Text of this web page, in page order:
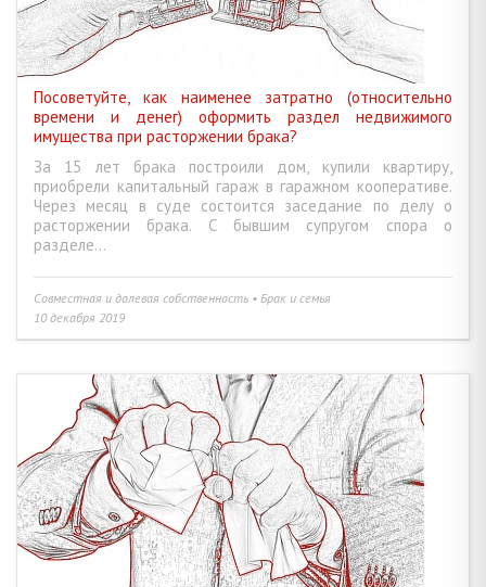
Посоветуйте, как наименее затратно (относительно
времени и денег) оформить раздел недвижимого
имущества при расторжении брака?
За 15 лет брака построили дом, купили квартиру,
приобрели капитальный гараж в гаражном кооперативе.
Через месяц в суде состоится заседание по делу о
расторжении брака. С бывшим супругом спора о
разделе...
10 декабря 2019
Совместная и долевая собственность • Брак и семья